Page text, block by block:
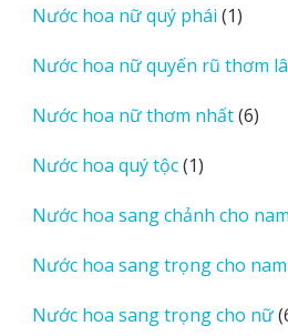
Nước hoa nữ quý phái 11
phẩm
Nước hoa nữ quyến rũ thơm
Nước hoa nữ thơm nhất 66
Nước hoa quý tộc 11
phẩm
Nước hoa sang chảnh cho nam
Nước hoa sang trọng cho nam
Nước hoa sang trọng cho nữ